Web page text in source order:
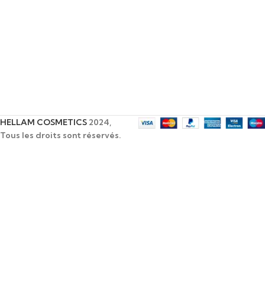
HELLAM COSMETICS 2024,
Tous les droits sont réservés.